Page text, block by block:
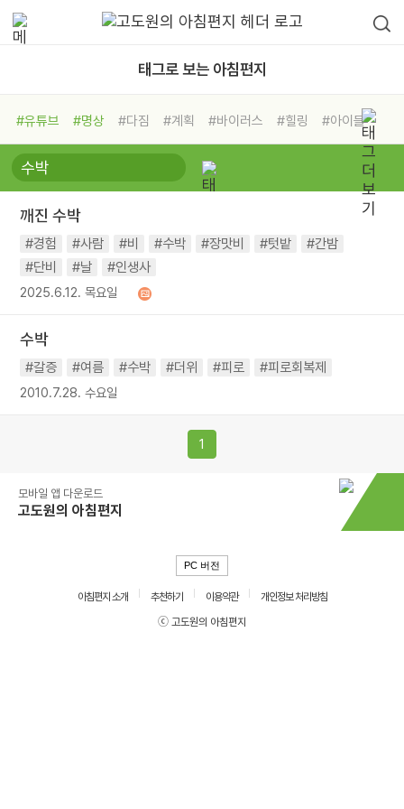
태그로 보는 아침편지
#유튜브 #명상 #다짐 #계획 #바이러스 #힐링
#아이들
#비전캠프
#독서캠프 #삶
#희망
#나눔 #친구 #링컨학교
#독서
#건강
깨진 수박
#경험 #사람 #비 #수박 #장맛비 #텃밭
#간밤
#단비
#날 #인생사
2025.6.12. 목요일
수박
#갈증 #여름 #수박 #더위 #피로 #피로회복제
2010.7.28. 수요일
1
모바일 앱 다운로드
고도원의 아침편지
PC 버전
아침편지 소개 추천하기 이용약관
개인정보 처리방침
ⓒ 고도원의 아침편지